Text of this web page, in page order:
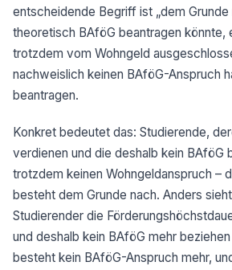
entscheidende Begriff ist „dem
theoretisch BAföG beantragen könnte,
trotzdem vom Wohngeld
nachweislich keinen BAföG-Anspruch
beantragen.
Konkret bedeutet das: Studierende,
verdienen und die deshalb kein BAföG
trotzdem keinen Wohngeldanspruch –
besteht dem Grunde nach. Anders
Studierender die
und deshalb kein BAföG mehr beziehen
besteht kein BAföG-Anspruch mehr,